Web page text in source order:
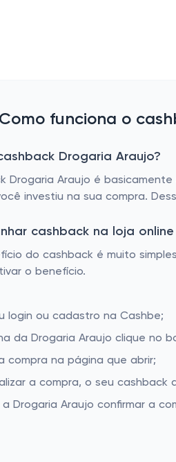
funciona o
Drogaria Araujo?
Drogaria Araujo é
investiu na sua compra.
cashback na loja
do cashback é muito
o benefício.
login ou cadastro na Cashbe;
da Drogaria Araujo clique no
compra na página que abrir;
a compra, o seu cashback
Drogaria Araujo confirmar a